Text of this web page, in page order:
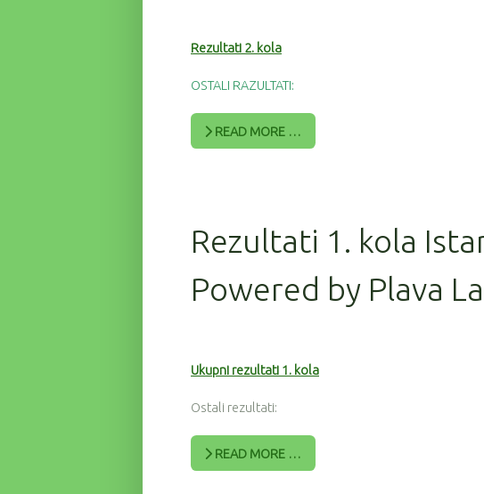
Rezultati 2. kola
OSTALI RAZULTATI:
READ MORE …
Rezultati 1. kola
Powered by Plava
Ukupni rezultati 1. kola
Ostali rezultati:
READ MORE …